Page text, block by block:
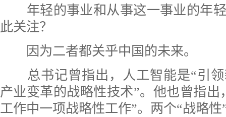
年轻的事业和从事这一事业的年轻
此关注？
因为二者都关乎中国的未来。
总书记曾指出，人工智能是“引领
产业变革的战略性技术”。他也曾指出
工作中一项战略性工作”。两个“战略